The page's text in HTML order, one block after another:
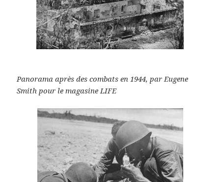
Panorama après des combats en 1944, par Eugene
Smith pour le magasine LIFE